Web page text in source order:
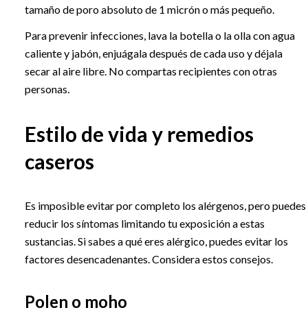
tamaño de poro absoluto de 1 micrón o más pequeño.
Para prevenir infecciones, lava la botella o la olla con agua
caliente y jabón, enjuágala después de cada uso y déjala
secar al aire libre. No compartas recipientes con otras
personas.
Estilo de vida y remedios
caseros
Es imposible evitar por completo los alérgenos, pero puedes
reducir los síntomas limitando tu exposición a estas
sustancias. Si sabes a qué eres alérgico, puedes evitar los
factores desencadenantes. Considera estos consejos.
Polen o moho